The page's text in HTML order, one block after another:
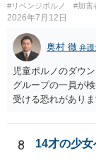
#リベンジポルノ #加害
2026年7月12日
奥村 徹 弁護
児童ポルノのダウ
グループの一員が
受ける恐れがあり
は珍しくない）、
8 14才の少